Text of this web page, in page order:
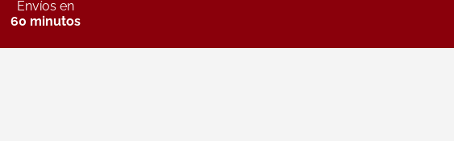
Envíos en
60 minutos